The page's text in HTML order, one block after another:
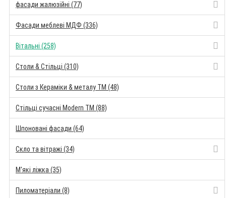
фасади жалюзійні (77)
Фасади меблеві МДФ (336)
Вітальні (258)
Столи & Стільці (310)
Столи з Кераміки & металу TM (48)
Стільці сучасні Modern TM (88)
Шпоновані фасади (64)
Скло та вітражі (34)
М'які ліжка (35)
Пиломатеріали (8)